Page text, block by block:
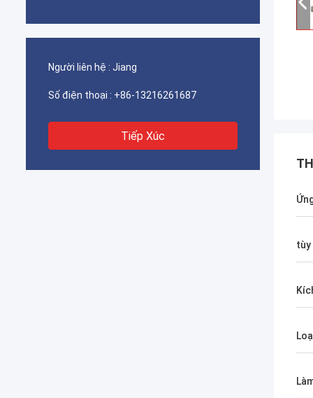
Người liên hệ : Jiang
Số điện thoại : +86-13216261687
Tiếp Xúc
tùy